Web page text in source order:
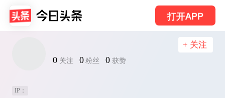
打开APP
0 关注 0 粉丝 0 获赞
+ 关注
IP：